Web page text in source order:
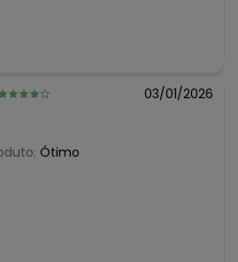
03/01/2026
Ótimo